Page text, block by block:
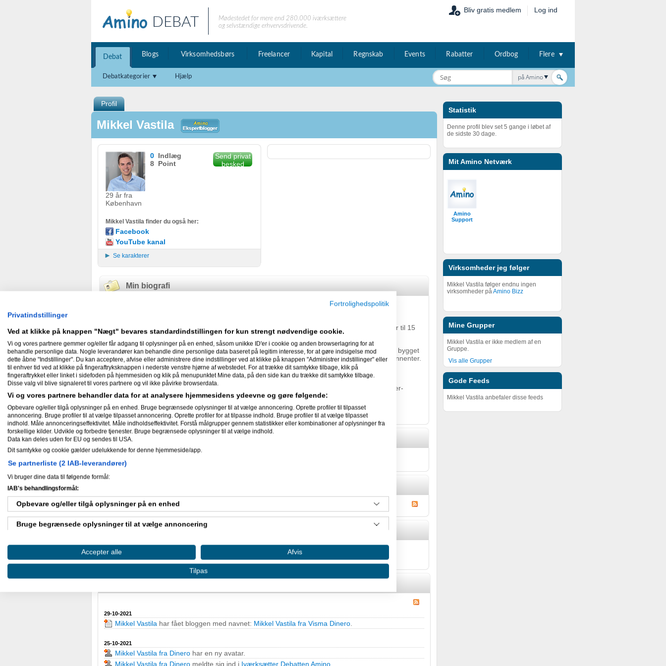
DEBAT
Mødestedet for mere end 280.000 iværksættere
og selvstændige erhvervsdrivende.
Bliv gratis medlem Log ind
Debat Blogs Virksomhedsbørs Freelancer Kapital Regnskab Events Rabatter Ordbog Flere
Debatkategorier Hjælp på Amino
Statistik
Denne profil blev set 5 gange i løbet af
de sidste 30 dage.
Mit Amino Netværk
Amino
Support
Virksomheder jeg følger
Mikkel Vastila følger endnu ingen
virksomheder påAmino Bizz
Mine Grupper
Mikkel Vastila er ikke medlem af en
Gruppe.
Vis alle Grupper
Gode Feeds
Mikkel Vastila anbefaler disse feeds
Profil
Mikkel Vastila
29 år fra
København
0 Indlæg
8 Point
Send privat
besked
Mikkel Vastila finder du også her:
Facebook
YouTube kanal
Se karakterer
Min biografi
Har en forkærlighed for YouTube, men arbejder til dagligt med alt lige fra timelange webinarer til 15
sekunders Facebook-annoncer.
Jeg har arbejdet professionelt med YouTube og Twitch content i over 10 år. Her har jeg både bygget
kanaler op fra bunden og videreudviklet eksisterende kanaler med over 100.000 danske abonnenter.
På mine personlige kanaler har jeg i dag over 13 millioner visninger på mine danske YouTuber-
videoer, og jeg var blandt den første håndfuld danskere til at opnå partnerskabsstatus på
livestreaming platformen, Twitch.
Skæve facts om mig
Gæstebog
Ingen har endnu skrevet i Mikkel Vastila's Gæstebog
29-10-2021
Mikkel Vastila har fået bloggen med navnet: Mikkel Vastila fra Visma Dinero
25-10-2021
Mikkel Vastila fra Dinero har en ny avatar.
Mikkel Vastila fra Dinero meldte sig ind i Iværksætter Debatten Amino
Fortrolighedspolitik
Privatindstillinger
Ved at klikke på knappen "Nægt" bevares standardindstillingen for kun strengt nødvendige cookie.
Vi og vores partnere gemmer og/eller får adgang til oplysninger på en enhed, såsom unikke ID'er i cookie og anden browserlagring for at
behandle personlige data. Nogle leverandører kan behandle dine personlige data baseret på legitim interesse, for at gøre indsigelse mod
dette åbne "Indstillinger". Du kan acceptere, afvise eller administrere dine indstillinger ved at klikke på knappen "Administrer indstillinger" eller
til enhver tid ved at klikke på fingeraftryksknappen i nederste venstre hjørne af webstedet. For at trække dit samtykke tilbage, klik på
fingeraftrykket eller linket i sidefoden på hjemmesiden og klik på menupunktet Mine data, på den side kan du trække dit samtykke tilbage.
Disse valg vil blive signaleret til vores partnere og vil ikke påvirke browserdata.
Vi og vores partnere behandler data for at analysere hjemmesidens ydeevne og gøre følgende:
Opbevare og/eller tilgå oplysninger på en enhed. Bruge begrænsede oplysninger til at vælge annoncering. Oprette profiler til tilpasset
annoncering. Bruge profiler til at vælge tilpasset annoncering. Oprette profiler for at tilpasse indhold. Bruge profiler til at vælge tilpasset
indhold. Måle annonceringseffektivitet. Måle indholdseffektivitet. Forstå målgrupper gennem statistikker eller kombinationer af oplysninger fra
forskellige kilder. Udvikle og forbedre tjenester. Bruge begrænsede oplysninger til at vælge indhold.
Data kan deles uden for EU og sendes til USA.
Dit samtykke og cookie gælder udelukkende for denne hjemmeside/app.
Se partnerliste (2 IAB-leverandører)
Vi bruger dine data til følgende formål:
IAB's behandlingsformål:
Opbevare og/eller tilgå oplysninger på en enhed
Bruge begrænsede oplysninger til at vælge annoncering
Oprette profiler til tilpasset annoncering
Bruge profiler til at vælge tilpasset annoncering
Måle annonceringseffektivitet
Accepter alle Afvis
Tilpas